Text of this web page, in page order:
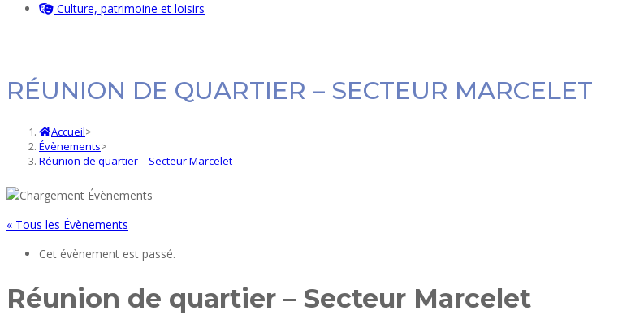
Culture, patrimoine et loisirs
RÉUNION DE QUARTIER – SECTEUR MARCELET
Accueil>
Évènements>
Réunion de quartier – Secteur Marcelet
« Tous les Évènements
Cet évènement est passé.
Réunion de quartier – Secteur Marcelet